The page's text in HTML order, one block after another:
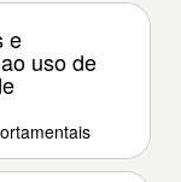
e
uso de